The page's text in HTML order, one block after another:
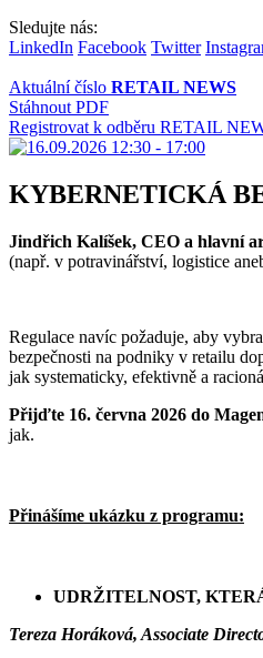
Sledujte nás:
LinkedIn Facebook Twitter
Aktuální číslo RETAIL NEWS
Stáhnout PDF
Registrovat k odběru RETAIL
KYBERNETICKÁ
Jindřich Kalíšek, CEO a hlavní
(např. v potravinářství, logistice
Regulace navíc požaduje, aby
bezpečnosti na podniky v retailu
jak systematicky, efektivně a
Přijďte 16. června 2026 do
jak.
Přinášíme ukázku z programu:
UDRŽITELNOST,
Tereza Horáková, Associate